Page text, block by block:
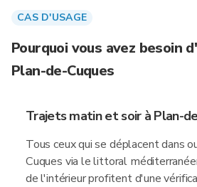
CAS D'USAGE
Pourquoi vous avez besoin
Plan-de-Cuques
Trajets matin et soir à Plan-
Tous ceux qui se déplacent dans
Cuques via le littoral
de l'intérieur profitent d'une